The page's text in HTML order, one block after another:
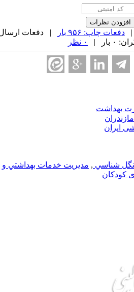
دفعات چاپ: ۹۵۶ بار
| دفعات ارسال
بار |
بهداشت
شناسي , مديريت خدمات بهداشتي و
کودکان